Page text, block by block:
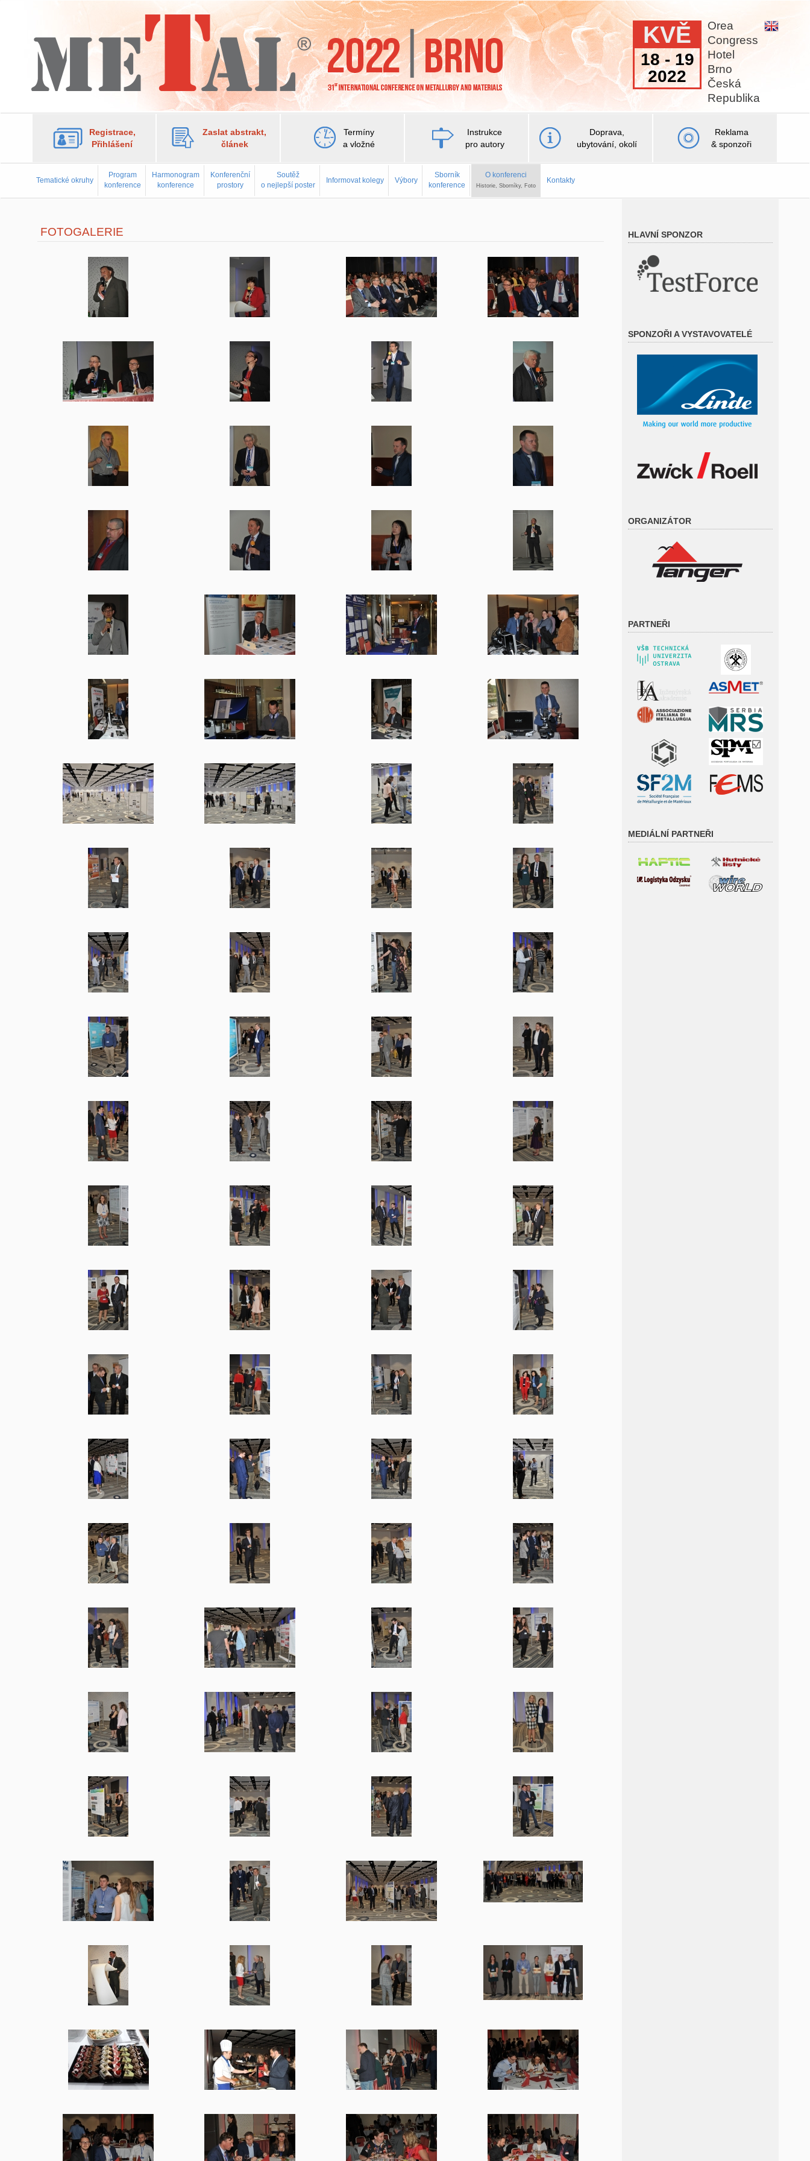
Orea
Congress
Hotel
Brno
Česká
Republika
KVĚ
18 - 19
2022
Registrace,
Přihlášení
Zaslat abstrakt,
článek
Termíny
a vložné
Instrukce
pro autory
Doprava,
ubytování, okolí
Reklama
& sponzoři
Tematické okruhy
Program
konference
Harmonogram
konference
Konferenční
prostory
Soutěž
o nejlepší poster
Informovat kolegy Výbory
Sborník
konference
O konferenci
Historie, Sborníky, Foto
Kontakty
FOTOGALERIE HLAVNÍ SPONZOR
SPONZOŘI A VYSTAVOVATELÉ
ORGANIZÁTOR
PARTNEŘI
MEDIÁLNÍ PARTNEŘI